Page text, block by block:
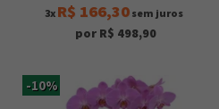
3x R$ 166,30sem juros
por R$ 498,90
-10%